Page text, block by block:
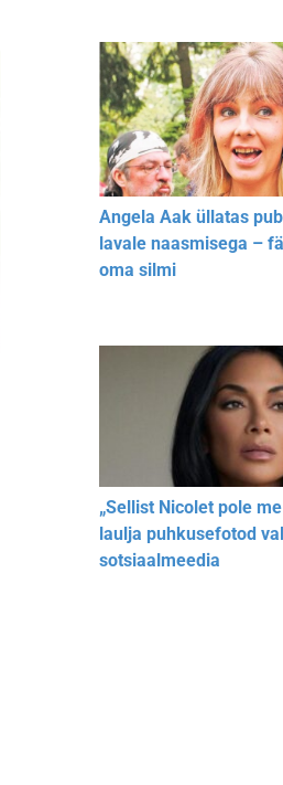
Angela Aak üllatas
lavale naasmisega –
oma silmi
„Sellist Nicolet pole
laulja puhkusefotod
sotsiaalmeedia